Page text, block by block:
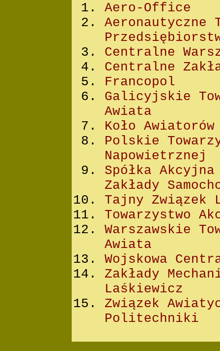
Aero-Office
Aeronautyczne
Centralne
Centralne
Francopol
Galicyjskie
Awiata
Koło Awiatorów
Polskie
Napowietrznej
Spółka
Zakłady
Tajny Związek
Towarzystwo
Warszawskie
Awiata
Wojskowa
Zakłady
Laśkiewicz
Związek
Politechniki